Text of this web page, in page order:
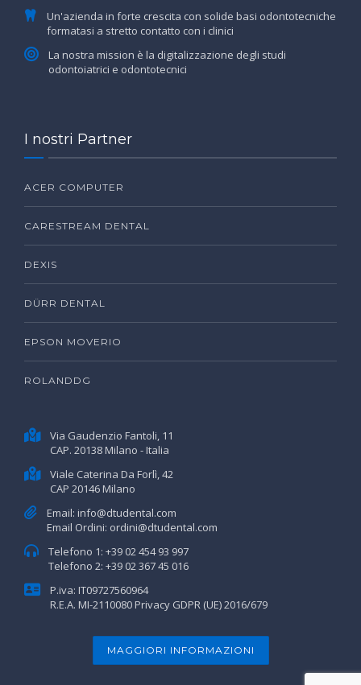
Un'azienda in forte crescita con solide basi odontotecniche
formatasi a stretto contatto con i clinici
La nostra mission è la digitalizzazione degli studi
odontoiatrici e odontotecnici
I nostri Partner
ACER COMPUTER
CARESTREAM DENTAL
DEXIS
DÜRR DENTAL
EPSON MOVERIO
ROLANDDG
Via Gaudenzio Fantoli, 11
CAP. 20138 Milano - Italia
Viale Caterina Da Forlì, 42
CAP 20146 Milano
Email: info@dtudental.com
Email Ordini: ordini@dtudental.com
Telefono 1: +39 02 454 93 997
Telefono 2: +39 02 367 45 016
P.iva: IT09727560964
R.E.A. MI-2110080Privacy GDPR (UE) 2016/679
MAGGIORI INFORMAZIONI